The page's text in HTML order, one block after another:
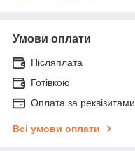
Умови оплати
Післяплата
Готівкою
Оплата за реквізитами
Всі умови оплати